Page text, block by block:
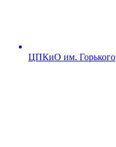
ЦПКиО им. Горького